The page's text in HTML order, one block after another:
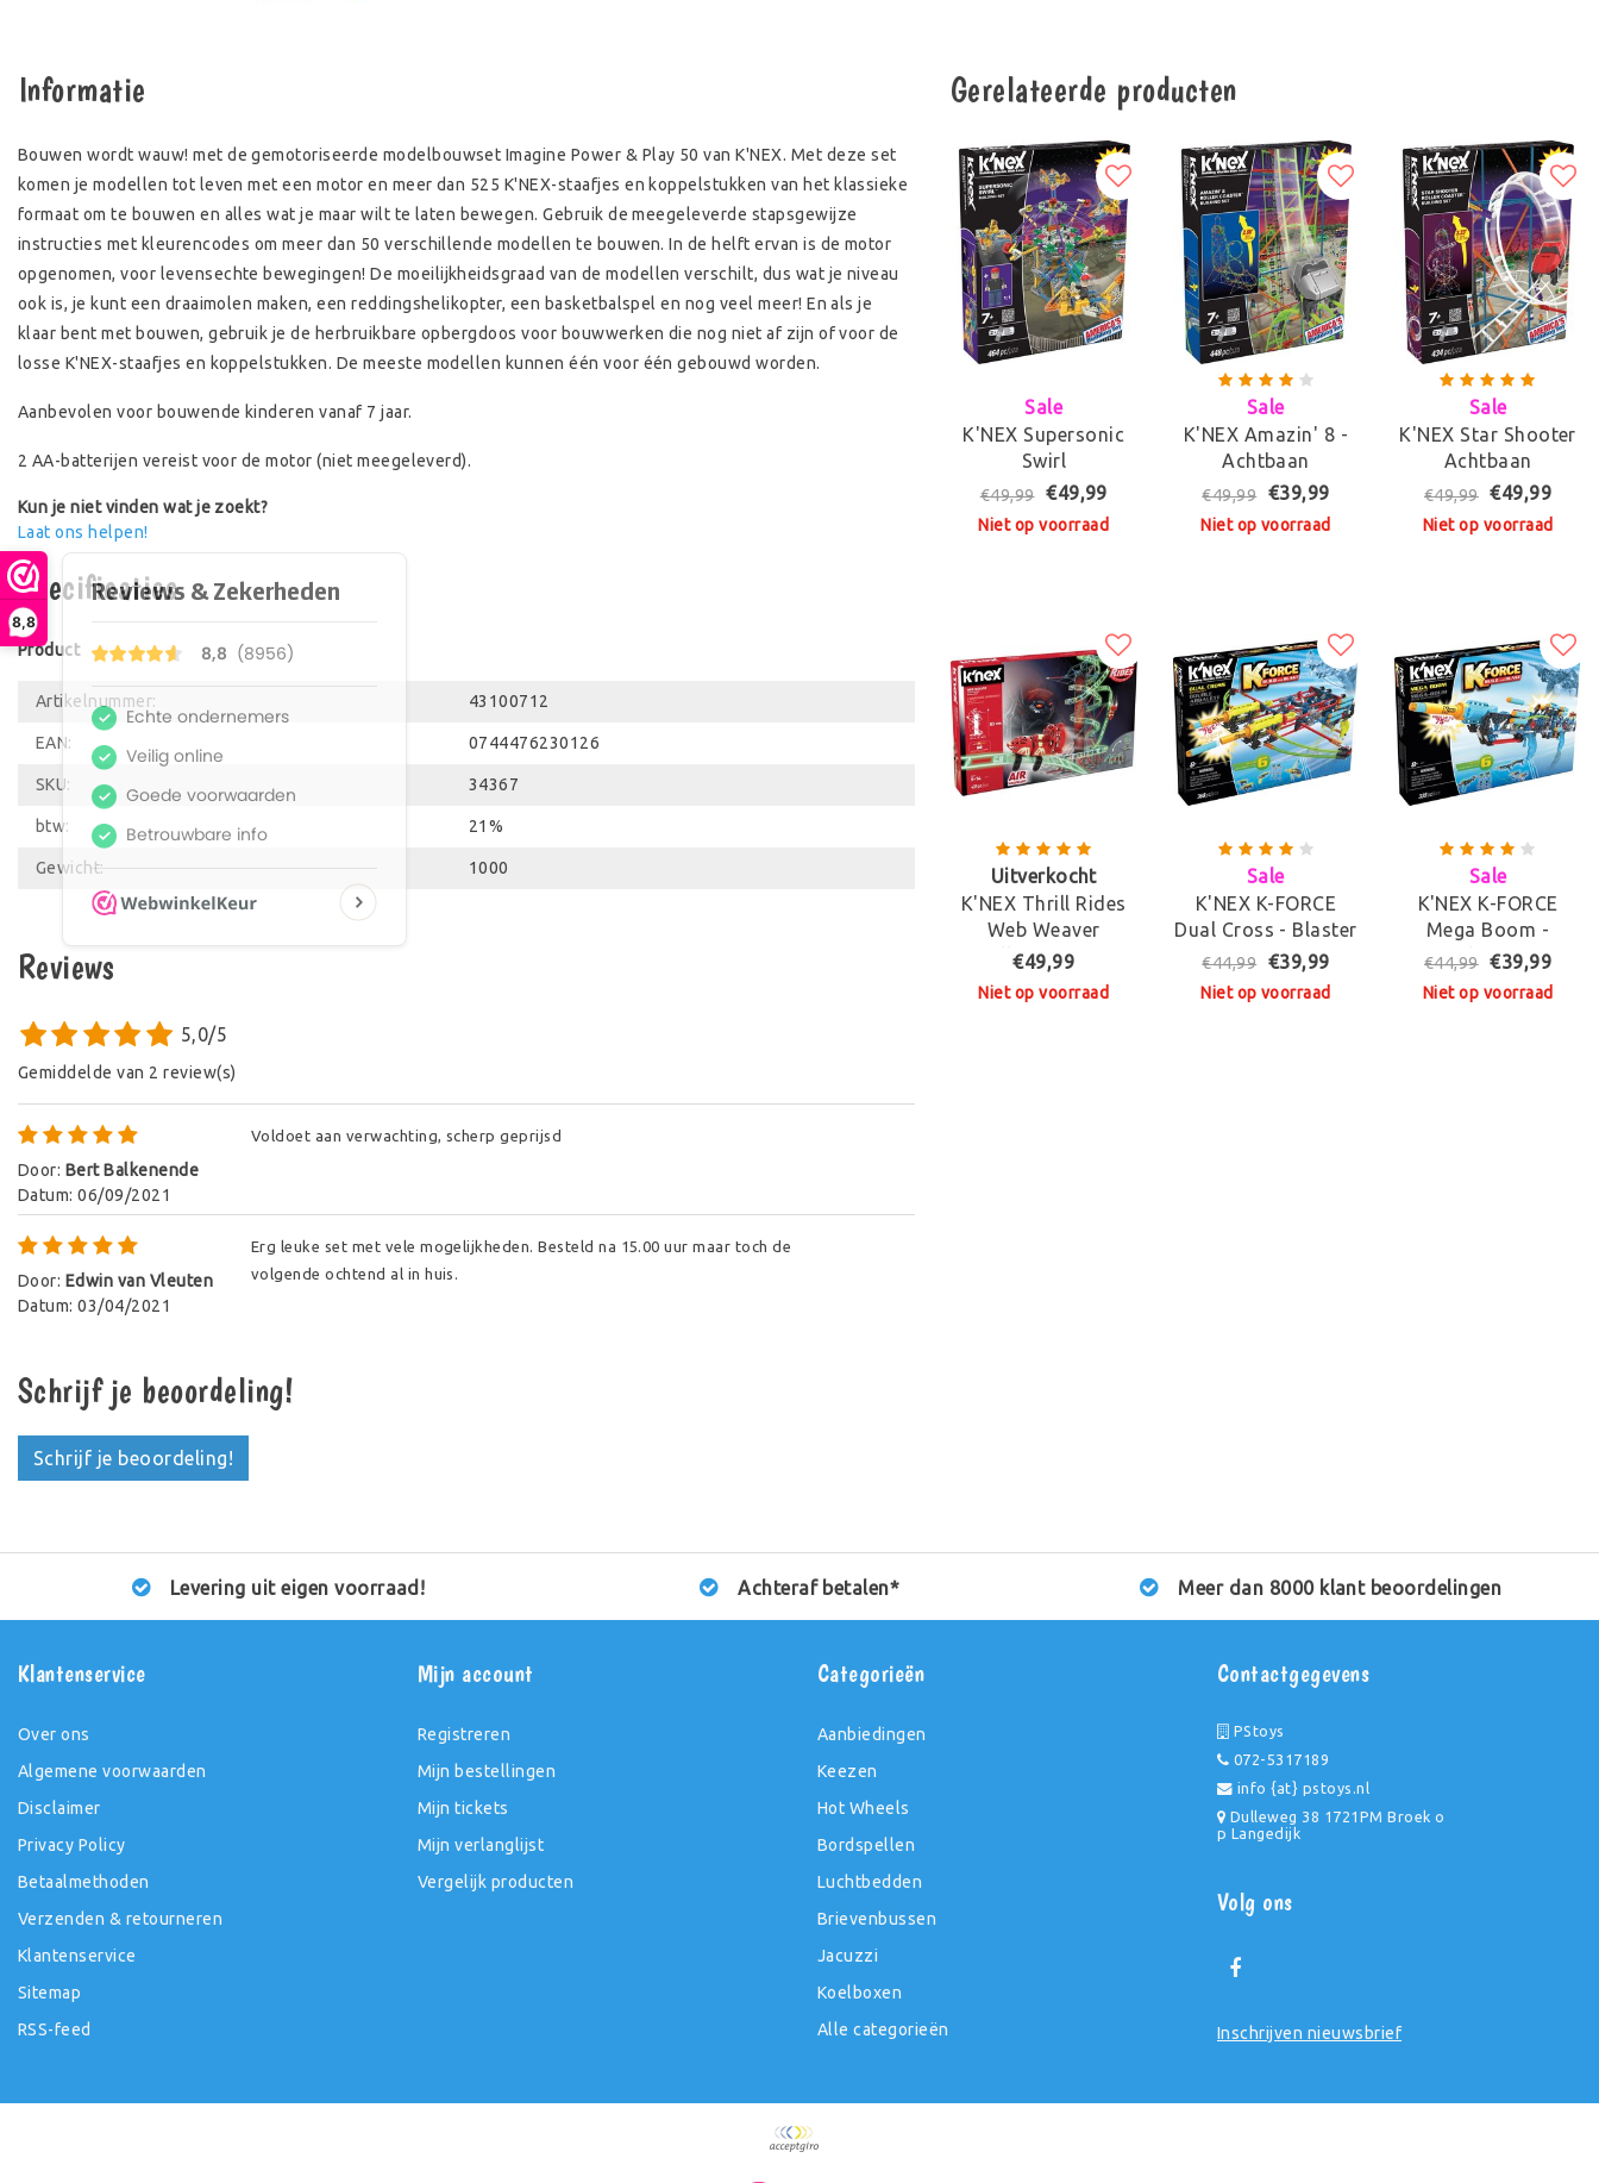
8,8
Informatie
Bouwen wordt wauw! met de gemotoriseerde modelbouwset Imagine Power & Play 50 van K'NEX. Met deze set
komen je modellen tot leven met een motor en meer dan 525 K'NEX-staafjes en koppelstukken van het klassieke
formaat om te bouwen en alles wat je maar wilt te laten bewegen. Gebruik de meegeleverde stapsgewijze
instructies met kleurencodes om meer dan 50 verschillende modellen te bouwen. In de helft ervan is de motor
opgenomen, voor levensechte bewegingen! De moeilijkheidsgraad van de modellen verschilt, dus wat je niveau
ook is, je kunt een draaimolen maken, een reddingshelikopter, een basketbalspel en nog veel meer! En als je
klaar bent met bouwen, gebruik je de herbruikbare opbergdoos voor bouwwerken die nog niet af zijn of voor de
losse K'NEX-staafjes en koppelstukken. De meeste modellen kunnen één voor één gebouwd worden.
Aanbevolen voor bouwende kinderen vanaf 7 jaar.
2 AA-batterijen vereist voor de motor (niet meegeleverd).
Kun je niet vinden wat je zoekt?
Laat ons helpen!
Specificaties
Product
Artikelnummer: 43100712
EAN: 0744476230126
SKU: 34367
btw: 21%
Gewicht: 1000
Reviews
5,0/5
Gemiddelde van 2 review(s)
Door: Bert Balkenende
Datum:06/09/2021
Voldoet aan verwachting, scherp geprijsd
Door: Edwin van Vleuten
Datum:03/04/2021
Erg leuke set met vele mogelijkheden. Besteld na 15.00 uur maar toch de
volgende ochtend al in huis.
Schrijf je beoordeling!
Schrijf je beoordeling!
Gerelateerde producten
Sale
K'NEX Supersonic
Swirl
€49,99 €49,99
Niet op voorraad
Sale
K'NEX Amazin' 8 -
Achtbaan
€49,99 €39,99
Niet op voorraad
Sale
K'NEX Star Shooter
Achtbaan
€49,99 €49,99
Niet op voorraad
Uitverkocht
K'NEX Thrill Rides
Web Weaver
Rollercoaster -
Bouwset
€49,99
Niet op voorraad
Sale
K'NEX K-FORCE
Dual Cross - Blaster
€44,99 €39,99
Niet op voorraad
Sale
K'NEX K-FORCE
Mega Boom -
Blaster
€44,99 €39,99
Niet op voorraad
Levering uit eigen voorraad! Achteraf betalen* Meer dan 8000 klant beoordelingen
Klantenservice
Over ons
Algemene voorwaarden
Disclaimer
Privacy Policy
Betaalmethoden
Verzenden & retourneren
Klantenservice
Sitemap
RSS-feed
Mijn account
Registreren
Mijn bestellingen
Mijn tickets
Mijn verlanglijst
Vergelijk producten
Categorieën
Aanbiedingen
Keezen
Hot Wheels
Bordspellen
Luchtbedden
Brievenbussen
Jacuzzi
Koelboxen
Alle categorieën
Contactgegevens
PStoys
072-5317189
info {at} pstoys.nl
Dulleweg 38 1721PM Broek o
p Langedijk
Volg ons
Inschrijven nieuwsbrief